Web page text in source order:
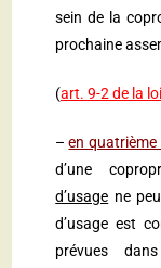
sein de la
prochaine
(art. 9-2 de la
–en quatrième
d’une
d’usage ne
d’usage est
prévues